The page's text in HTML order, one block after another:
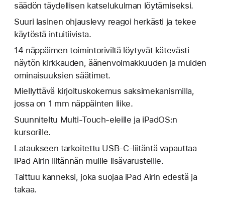
säädön täydellisen katselukulman löytämiseksi.
Suuri lasinen ohjaus­levy reagoi herkästi ja tekee
käytöstä intuitiivista.
14 näppäimen toiminto­riviltä löytyvät kätevästi
näytön kirkkauden, äänen­voimakkuuden ja muiden
ominaisuuksien säätimet.
Miellyttävä kirjoitus­kokemus saksimekanismilla,
jossa on 1 mm näppäinten liike.
Suunniteltu Multi‑Touch-eleille ja iPadOS:n
kursorille.
Lataukseen tarkoitettu USB-C-liitäntä vapauttaa
iPad Airin liitännän muille lisä­varusteille.
Taittuu kanneksi, joka suojaa iPad Airin edestä ja
takaa.